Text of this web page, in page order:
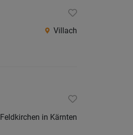
Villach
Feldkirchen in Kärnten